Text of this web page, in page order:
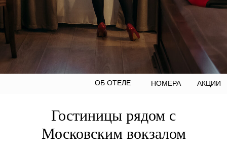
ОБ ОТЕЛЕ НОМЕРА АКЦИИ
Гостиницы рядом с
Московским вокзалом